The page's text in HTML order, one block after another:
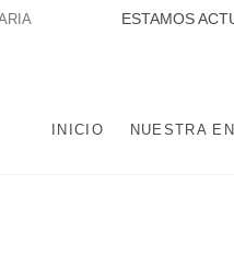
ESTAMOS
INICIO NUESTRA